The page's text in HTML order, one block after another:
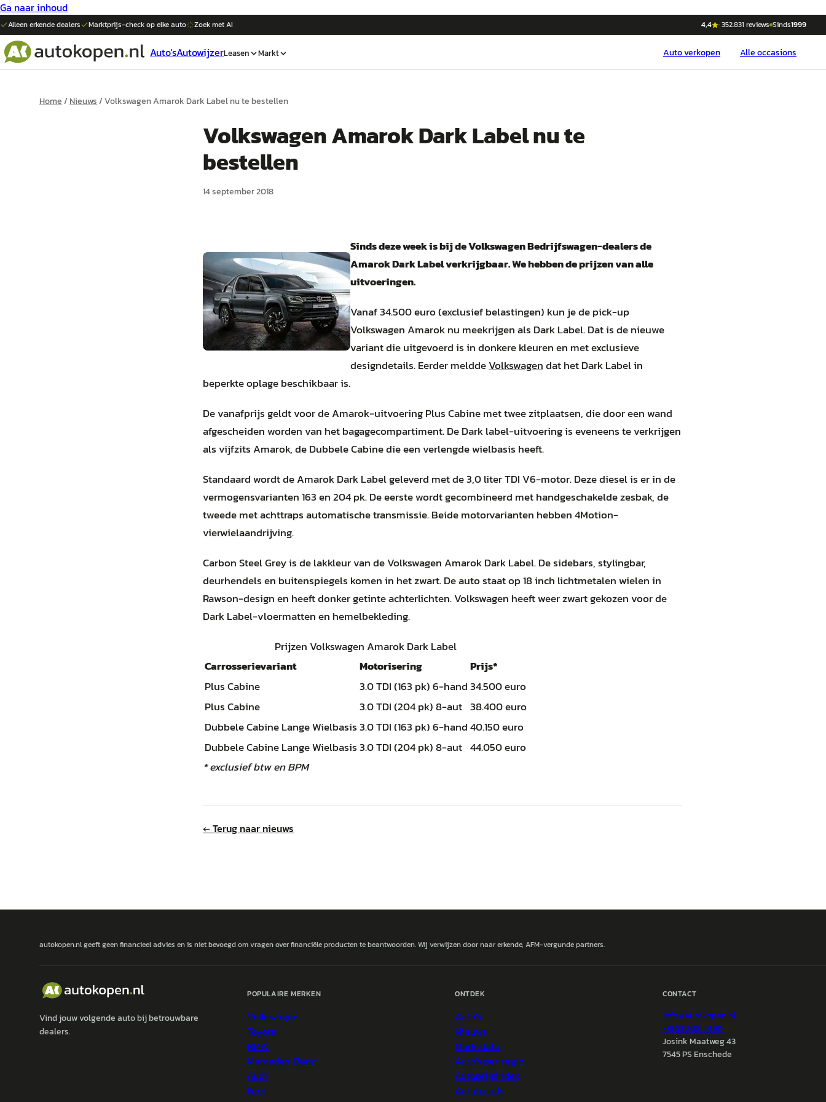
Ga naar inhoud
Alleen erkende dealers Marktprijs-check op elkeauto Zoek met AI 4,4 ·352.831 reviews Sinds1999
Auto'sAutowijzerLeasen Markt Autoverkopen Alle occasions
Home/Nieuws/Volkswagen Amarok Dark Label nu te bestellen
Volkswagen Amarok Dark Label nu te
bestellen
14 september 2018
Sinds deze week is bij de Volkswagen Bedrijfswagen-dealers de
Amarok Dark Label verkrijgbaar. We hebben de prijzen van alle
uitvoeringen.
Vanaf 34.500 euro (exclusief belastingen) kun je de pick-up
Volkswagen Amarok nu meekrijgen als Dark Label. Dat is de nieuwe
variant die uitgevoerd is in donkere kleuren en met exclusieve
designdetails. Eerder melddeVolkswagendat het Dark Label in
beperkte oplage beschikbaar is.
De vanafprijs geldt voor de Amarok-uitvoering Plus Cabine met twee zitplaatsen, die door een wand
afgescheiden worden van het bagagecompartiment. De Dark label-uitvoering is eveneens te verkrijgen
als vijfzits Amarok, de Dubbele Cabine die een verlengde wielbasis heeft.
Standaard wordt de Amarok Dark Label geleverd met de 3,0 liter TDI V6-motor. Deze diesel is er in de
vermogensvarianten 163 en 204 pk. De eerste wordt gecombineerd met handgeschakelde zesbak, de
tweede met achttraps automatische transmissie. Beide motorvarianten hebben 4Motion-
vierwielaandrijving.
Carbon Steel Grey is de lakkleur van de Volkswagen Amarok Dark Label. De sidebars, stylingbar,
deurhendels en buitenspiegels komen in het zwart. De auto staat op 18 inch lichtmetalen wielen in
Rawson-design en heeft donker getinte achterlichten. Volkswagen heeft weer zwart gekozen voor de
Dark Label-vloermatten en hemelbekleding.
Prijzen Volkswagen Amarok Dark Label
Carrosserievariant
Motorisering
Prijs*
Plus Cabine
3.0 TDI (163 pk) 6-hand34.500 euro
Plus Cabine
3.0 TDI (204 pk) 8-aut 38.400 euro
Dubbele Cabine Lange Wielbasis3.0 TDI (163 pk) 6-hand40.150 euro
Dubbele Cabine Lange Wielbasis3.0 TDI (204 pk) 8-aut 44.050 euro
* exclusief btw en BPM
← Terug naar nieuws
autokopen.nl geeft geen financieel advies en is niet bevoegd om vragen over financiële producten te beantwoorden. Wij verwijzen door naar erkende, AFM-vergunde partners.
Vind jouw volgende auto bij betrouwbare
dealers.
POPULAIRE MERKEN
Volkswagen
Toyota
BMW
Mercedes-Benz
Audi
Ford
ONTDEK
Auto's
Nieuws
Marktdata
Auto's per regio
Autoprijsindex
Autotrends
CONTACT
info@autokopen.nl
+31 53 208 4490
Josink Maatweg 43
7545 PS Enschede